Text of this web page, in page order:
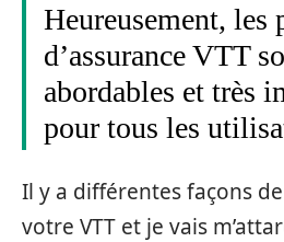
Heureusement, les
d’assurance VTT
abordables et très
pour tous les
Il y a différentes façons
votre VTT et je vais